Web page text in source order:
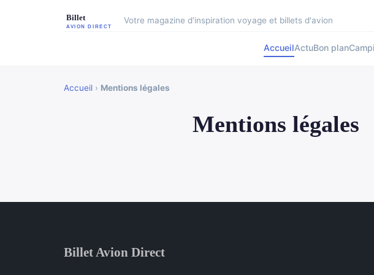
Votre magazine d'inspiration voyage et billets d'avion
AccueilActuBon plan
Accueil › Mentions légales
Mentions légales
Billet Avion Direct